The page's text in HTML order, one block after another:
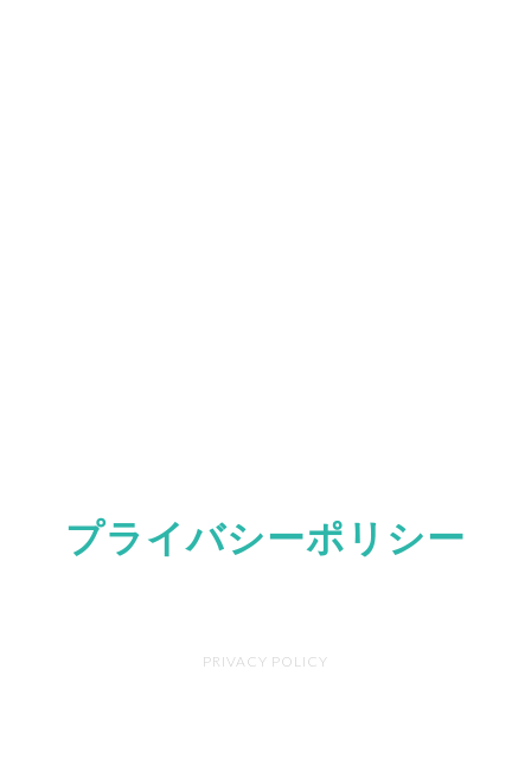
プライバシーポリシー
PRIVACY POLICY